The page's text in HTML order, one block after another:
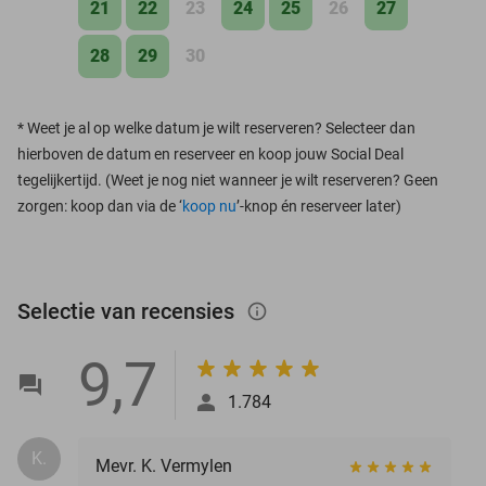
21 22 23 24 25 26 27
28 29 30
*Weet je al op welke datum je wilt reserveren? Selecteer dan
hierboven de datum en reserveer en koop jouw Social Deal
tegelijkertijd. (Weet je nog niet wanneer je wilt reserveren? Geen
zorgen: koop dan via de ‘koop nu’-knop én reserveer later)
Selectie van recensies info_outlined
9,7 1.784
K. Mevr. K. Vermylen